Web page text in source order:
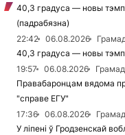
40,3 градуса — новы
(падрабязна)
22:42
06.08.2026
40,3 градуса — новы
19:57
06.08.2026
Правабаронцам вядома
"справе ЕГУ"
17:36
06.08.2026
У ліпені ў Гродзенскай